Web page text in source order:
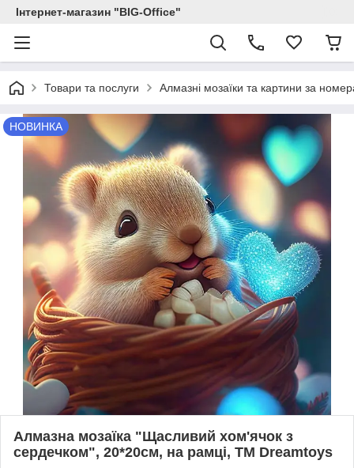
Інтернет-магазин "BIG-Office"
Товари та послуги Алмазні мозаїки та картини за
НОВИНКА
Алмазна мозаїка "Щасливий хом'ячок з
сердечком", 20*20см, на рамці, ТМ Dreamtoys